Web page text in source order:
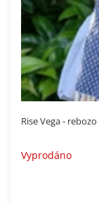
Rise Vega - rebozo
Vyprodáno